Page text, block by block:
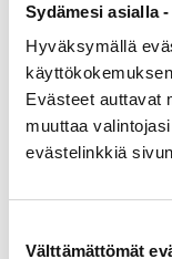
Sydämesi asialla
Hyväksymällä
Evästeet auttavat
muuttaa
evästelinkkiä
Välttämättömät
Tämä ei
esittää kuusi
elinvuosia,
vaikuttavaa
ehkäisyyn ja